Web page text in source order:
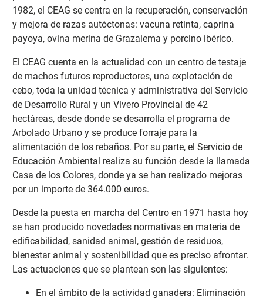
1982, el CEAG se centra en la recuperación, conservación
y mejora de razas autóctonas: vacuna retinta, caprina
payoya, ovina merina de Grazalema y porcino ibérico.
El CEAG cuenta en la actualidad con un centro de testaje
de machos futuros reproductores, una explotación de
cebo, toda la unidad técnica y administrativa del Servicio
de Desarrollo Rural y un Vivero Provincial de 42
hectáreas, desde donde se desarrolla el programa de
Arbolado Urbano y se produce forraje para la
alimentación de los rebaños. Por su parte, el Servicio de
Educación Ambiental realiza su función desde la llamada
Casa de los Colores, donde ya se han realizado mejoras
por un importe de 364.000 euros.
Desde la puesta en marcha del Centro en 1971 hasta hoy
se han producido novedades normativas en materia de
edificabilidad, sanidad animal, gestión de residuos,
bienestar animal y sostenibilidad que es preciso afrontar.
Las actuaciones que se plantean son las siguientes:
En el ámbito de la actividad ganadera: Eliminación